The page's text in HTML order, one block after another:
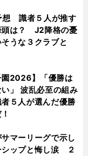
想 識者５人が推す
頭は？ J2降格の憂
うな３クラブと
園2026】「優勝は
」 波乱必至の組み
５人が選んだ優勝
マーリーグで示し
シップと悔し涙 ２